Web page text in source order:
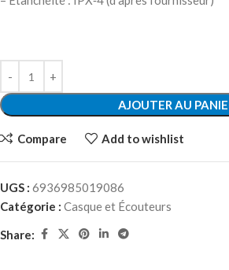
AJOUTER AU
Compare Add to wishlist
UGS : 6936985019086
Catégorie : Casque et Écouteurs
Share: